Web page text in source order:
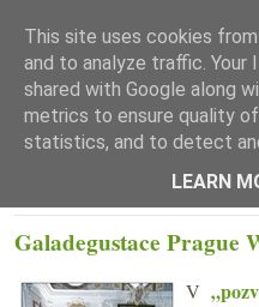
☰
Galadegustace Prague
V
This site uses cookies
and to analyze traffic. Your
shared with Google along
metrics to ensure quality
statistics, and to detect
LEARN